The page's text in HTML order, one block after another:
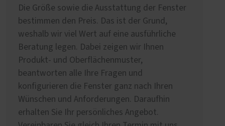
Die Größe sowie die Ausstattung der Fenster
bestimmen den Preis. Das ist der Grund,
weshalb wir viel Wert auf eine ausführliche
Beratung legen. Dabei zeigen wir Ihnen
Produkt- und Oberflächenmuster,
beantworten alle Ihre Fragen und
konfigurieren die Fenster ganz nach Ihren
Wünschen und Anforderungen. Daraufhin
erhalten Sie Ihr persönliches Angebot.